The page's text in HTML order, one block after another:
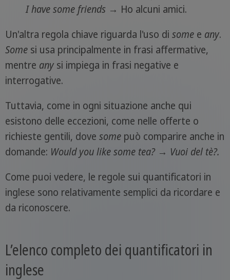
I have some friends→ Ho alcuni amici.
Un'altra regola chiave riguarda l'uso di somee any.
Somesi usa principalmente in frasi affermative,
mentre anysi impiega in frasi negative e
interrogative.
Tuttavia, come in ogni situazione anche qui
esistono delle eccezioni, come nelle offerte o
richieste gentili, dove somepuò comparire anche in
domande: Would you like some tea?→ Vuoi del tè?.
Come puoi vedere, le regole sui quantificatori in
inglese sono relativamente semplici da ricordare e
da riconoscere.
L’elenco completo dei quantificatori in
inglese